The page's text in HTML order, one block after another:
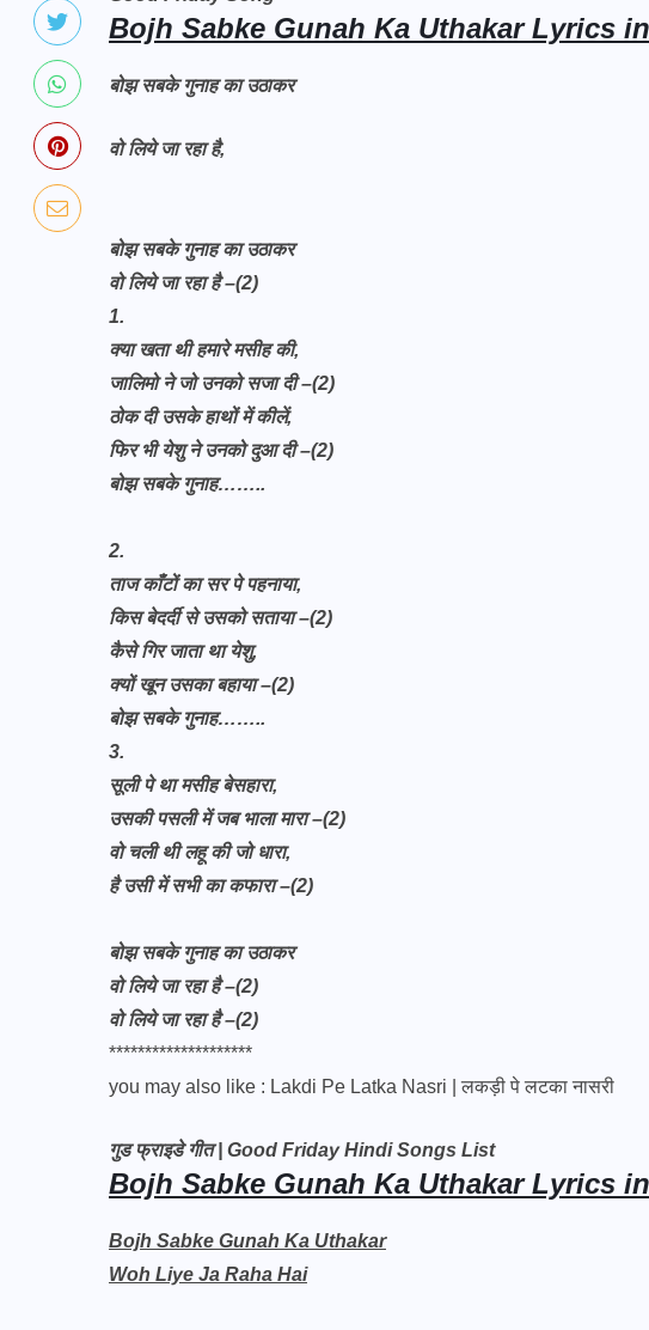
Bojh Sabke Gunah Ka Uthakar Lyrics
बोझ सबके गुनाह का उठाकर
वो लिये जा रहा है,
बोझ सबके गुनाह का उठाकर
वो लिये जा रहा है –(2)
1.
क्या खता थी हमारे मसीह की,
जालिमो ने जो उनको सजा दी –(2)
ठोक दी उसके हाथों में कीलें,
फिर भी येशु ने उनको दुआ दी –(2)
बोझ सबके गुनाह……..
2.
ताज काँटों का सर पे पहनाया,
किस बेदर्दी से उसको सताया –(2)
कैसे गिर जाता था येशु,
क्यों खून उसका बहाया –(2)
बोझ सबके गुनाह……..
3.
सूली पे था मसीह बेसहारा,
उसकी पसली में जब भाला मारा –(2)
वो चली थी लहू की जो धारा,
है उसी में सभी का कफारा –(2)
बोझ सबके गुनाह का उठाकर
वो लिये जा रहा है –(2)
वो लिये जा रहा है –(2)
********************
you may also like : Lakdi Pe Latka Nasri | लकड़ी पे लटका नासरी
गुड फ्राइडे गीत | Good Friday Hindi Songs List
Bojh Sabke Gunah Ka Uthakar Lyrics
Bojh Sabke Gunah Ka Uthakar
Woh Liye Ja Raha Hai